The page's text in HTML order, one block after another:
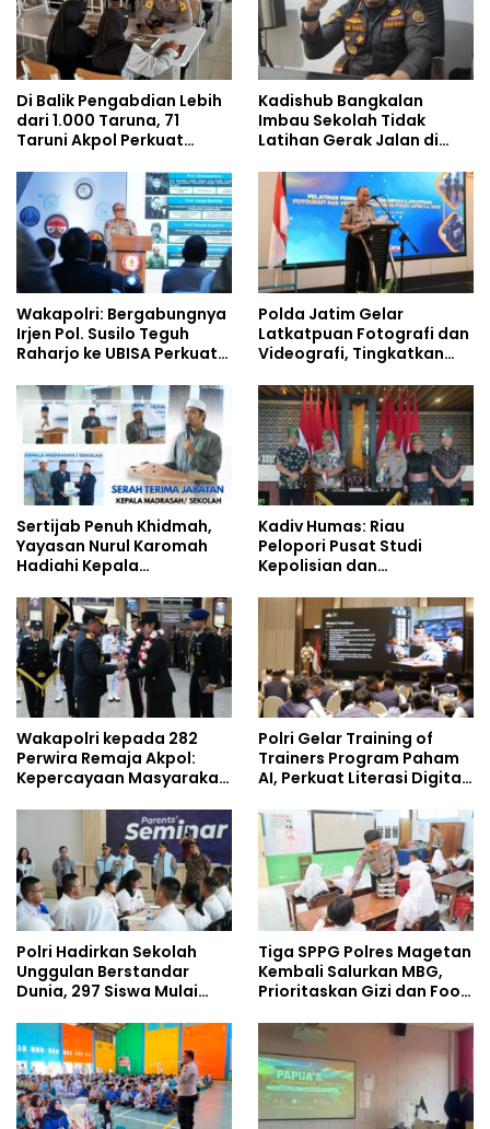
Di Balik Pengabdian Lebih
dari 1.000 Taruna, 71
Taruni Akpol Perkuat
Siswa Sekolah Rakyat
Kadishub Bangkalan
Imbau Sekolah Tidak
Latihan Gerak Jalan di
Wakapolri: Bergabungnya
Irjen Pol. Susilo Teguh
Raharjo ke UBISA Perkuat
Studi Kepolisian
Polda Jatim Gelar
Latkatpuan Fotografi dan
Videografi, Tingkatkan
Era Digital
Sertijab Penuh Khidmah,
Yayasan Nurul Karomah
Hadiahi Kepala
Umrah
Kadiv Humas: Riau
Pelopori Pusat Studi
Kepolisian dan
Policing Masuki Babak
Wakapolri kepada 282
Perwira Remaja Akpol:
Kepercayaan Masyarakat
Polri Gelar Training of
Trainers Program Paham
AI, Perkuat Literasi Digital
Polri Hadirkan Sekolah
Unggulan Berstandar
Dunia, 297 Siswa Mulai
Tiga SPPG Polres Magetan
Kembali Salurkan MBG,
Prioritaskan Gizi dan Food